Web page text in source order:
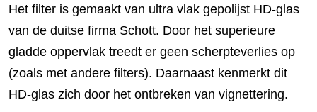
Het filter is gemaakt van ultra vlak gepolijst HD-glas
van de duitse firma Schott. Door het superieure
gladde oppervlak treedt er geen scherpteverlies op
(zoals met andere filters). Daarnaast kenmerkt dit
HD-glas zich door het ontbreken van vignettering.